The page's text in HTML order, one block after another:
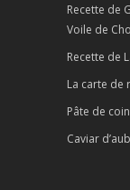
Recette de
Voile de
Recette de
La carte de
Pâte de
Caviar